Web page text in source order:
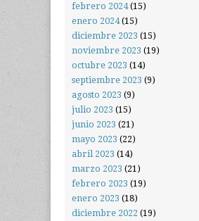
febrero 2024(15)
enero 2024(15)
diciembre 2023 (15)
noviembre 2023 (19)
octubre 2023 (14)
septiembre 2023 (9)
agosto 2023 (9)
julio 2023 (15)
junio 2023 (21)
mayo 2023 (22)
abril 2023 (14)
marzo 2023 (21)
febrero 2023 (19)
enero 2023 (18)
diciembre 2022 (19)